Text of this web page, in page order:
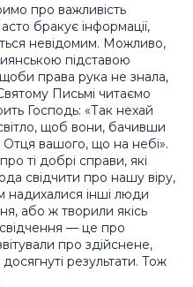
про важливість
бракує інформації,
невідомим. Можливо,
підставою
права рука не знала,
Письмі читаємо
Господь: «Так нехай
щоб вони, бачивши
Отця вашого, що на небі».
ті добрі справи, які
свідчити про нашу віру,
надихалися інші люди
або ж творили якісь
свідчення — це про
про здійснене,
результати. Тож